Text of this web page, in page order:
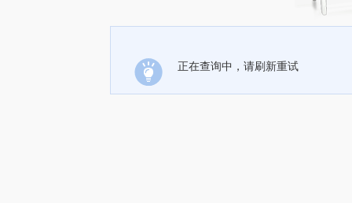
正在查询中，请刷新重试